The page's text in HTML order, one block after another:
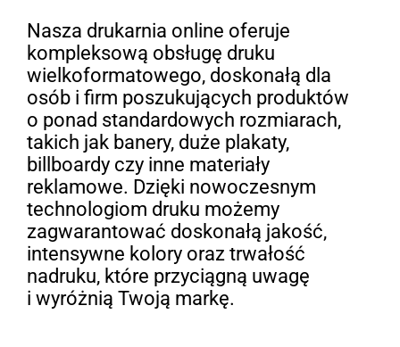
Nasza drukarnia online oferuje
kompleksową obsługę druku
wielkoformatowego, doskonałą dla
osób i firm poszukujących produktów
o ponad standardowych rozmiarach,
takich jak banery, duże plakaty,
billboardy czy inne materiały
reklamowe. Dzięki nowoczesnym
technologiom druku możemy
zagwarantować doskonałą jakość,
intensywne kolory oraz trwałość
nadruku, które przyciągną uwagę
i wyróżnią Twoją markę.